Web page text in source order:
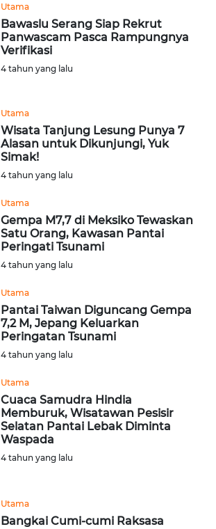
Utama
Bawaslu Serang Siap Rekrut
Panwascam Pasca Rampungnya
Verifikasi
4 tahun yang lalu
Utama
Wisata Tanjung Lesung Punya 7
Alasan untuk Dikunjungi, Yuk
Simak!
4 tahun yang lalu
Utama
Gempa M7,7 di Meksiko Tewaskan
Satu Orang, Kawasan Pantai
Peringati Tsunami
4 tahun yang lalu
Utama
Pantai Taiwan Diguncang Gempa
7,2 M, Jepang Keluarkan
Peringatan Tsunami
4 tahun yang lalu
Utama
Cuaca Samudra Hindia
Memburuk, Wisatawan Pesisir
Selatan Pantai Lebak Diminta
Waspada
4 tahun yang lalu
Utama
Bangkai Cumi-cumi Raksasa